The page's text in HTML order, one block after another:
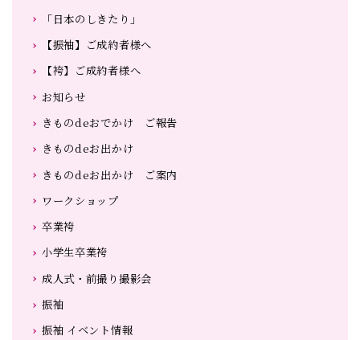
「日本のしきたり」
【振袖】ご成約者様へ
【袴】ご成約者様へ
お知らせ
きものdeおでかけ ご報告
きものdeお出かけ
きものdeお出かけ ご案内
ワークショップ
卒業袴
小学生卒業袴
成人式・前撮り撮影会
振袖
振袖 イベント情報